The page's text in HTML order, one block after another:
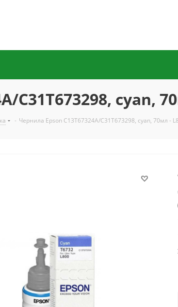
C31T673298, cyan,
- Чернила Epson C13T67324A/C31T673298, cyan, 70мл -